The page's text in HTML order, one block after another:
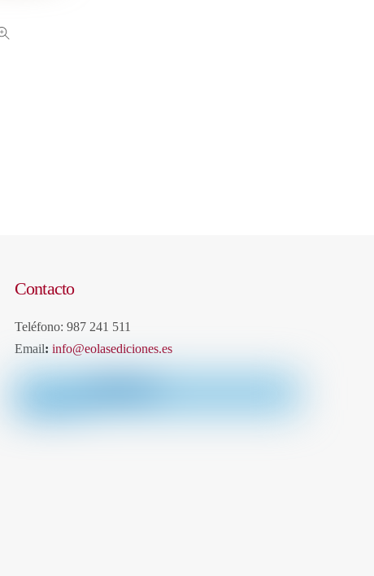
Contacto
Teléfono: 987 241 511
Email: info@eolasediciones.es